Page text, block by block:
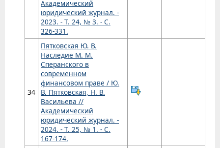
Академический
юридический журнал. -
2023. - Т. 24, № 3. - С.
326-331.
34
Пятковская Ю. В.
Наследие М. М.
Сперанского в
современном
финансовом праве / Ю.
В. Пятковская, Н. В.
Васильева //
Академический
юридический журнал. -
2024. - Т. 25, № 1. - С.
167-174.